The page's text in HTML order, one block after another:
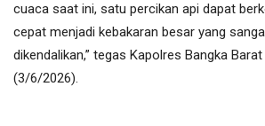
cuaca saat ini, satu percikan api dapat
cepat menjadi kebakaran besar yang
dikendalikan,” tegas Kapolres Bangka
(3/6/2026).